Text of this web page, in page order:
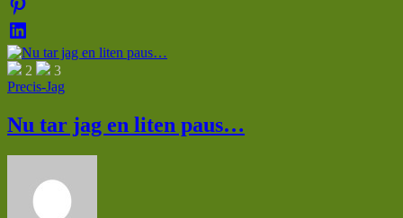
2
3
Precis-Jag
Nu tar jag en liten paus…